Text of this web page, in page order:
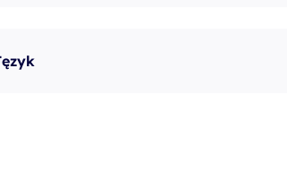
Język